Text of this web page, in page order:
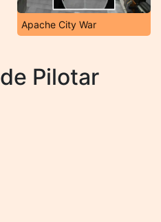
Apache City War
Pilotar